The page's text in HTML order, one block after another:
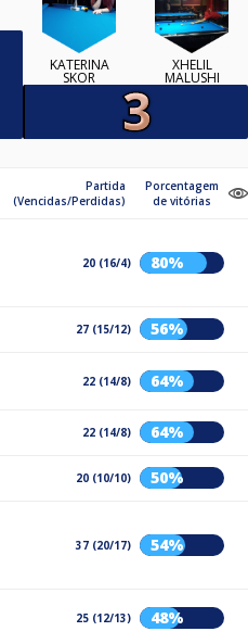
KATERINA
SKOR
XHELIL
MALUSHI
Partida
(Vencidas/Perdidas)
Porcentagem
de vitórias
20 (16/4) 80%
27 (15/12) 56%
22 (14/8) 64%
22 (14/8) 64%
20 (10/10) 50%
37 (20/17) 54%
25 (12/13) 48%